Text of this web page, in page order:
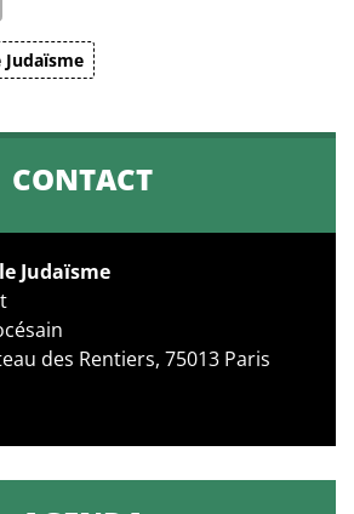
Judaïsme
CONTACT
Judaïsme
des Rentiers, 75013 Paris